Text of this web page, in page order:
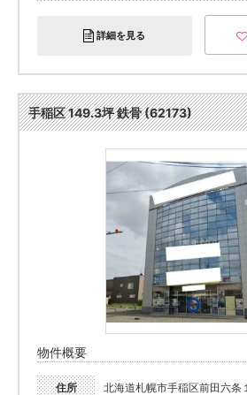
詳細を見る
手稲区 149.3坪 鉄骨 (62173)
物件概要
住所 北海道札幌市手稲区前田六条